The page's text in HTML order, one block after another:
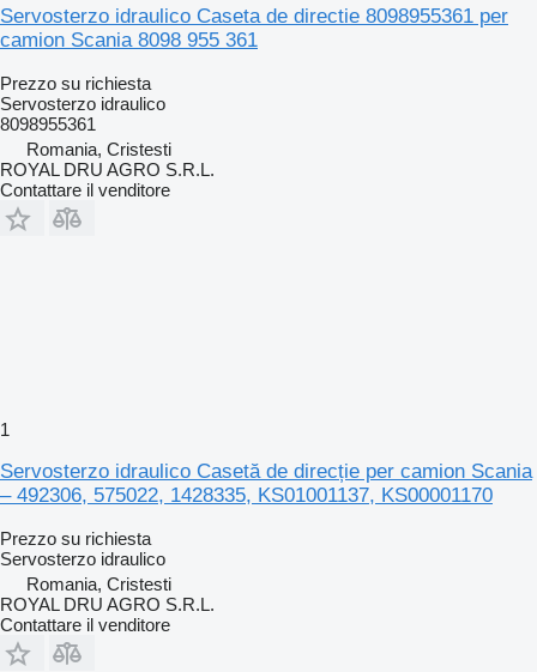
Servosterzo idraulico Caseta de directie 8098955361 per
camion Scania 8098 955 361
Prezzo su richiesta
Servosterzo idraulico
8098955361
Romania, Cristesti
ROYAL DRU AGRO S.R.L.
Contattare il venditore
1
Servosterzo idraulico Casetă de direcție per camion Scania
– 492306, 575022, 1428335, KS01001137, KS00001170
Prezzo su richiesta
Servosterzo idraulico
Romania, Cristesti
ROYAL DRU AGRO S.R.L.
Contattare il venditore